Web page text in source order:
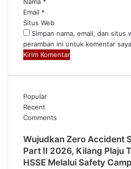
Email *
Situs Web
Simpan nama, email, dan situs
peramban ini untuk komentar
Popular
Recent
Comments
Wujudkan Zero Accident
Part II 2026, Kilang Plaju
HSSE Melalui Safety